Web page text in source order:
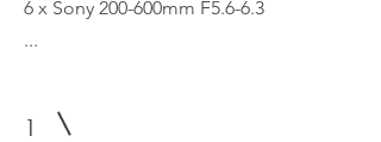
6 x Sony 200-600mm F5.6-6.3
...
1